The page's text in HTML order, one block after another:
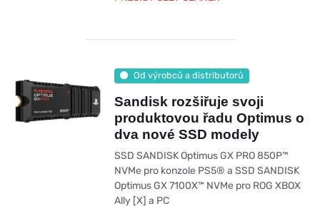
Od výrobců a distributorů
Sandisk rozšiřuje svoji
produktovou řadu Optimus o
dva nové SSD modely
SSD SANDISK Optimus GX PRO 850P™
NVMe pro konzole PS5® a SSD SANDISK
Optimus GX 7100X™ NVMe pro ROG XBOX
Ally [X] a PC